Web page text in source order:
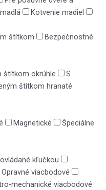
Kotvenie madiel
štítkom
Bezpečnostné
štítkom okrúhle
S
štítkom hranaté
Magnetické
Špeciálne
kľučkou
Opravné viacbodové
mechanické viacbodové